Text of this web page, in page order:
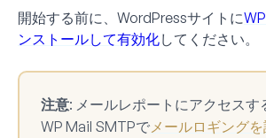
開始する前に、WordPressサイトに
ンストールして有効化してください。
注意: メールレポートにアクセスす
WP Mail SMTPで メールロギング